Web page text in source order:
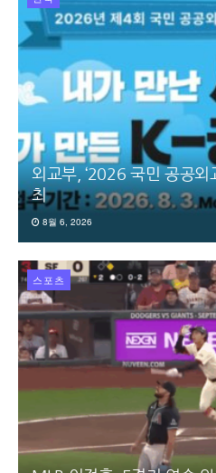
외교부, ‘2026 국민 공공외
최
8월 6, 2026
스포츠